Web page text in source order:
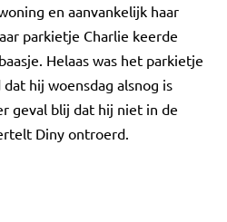
en aanvankelijk haar
parkietje Charlie keerde
Helaas was het parkietje
hij woensdag alsnog is
geval blij dat hij niet in de
Diny ontroerd.